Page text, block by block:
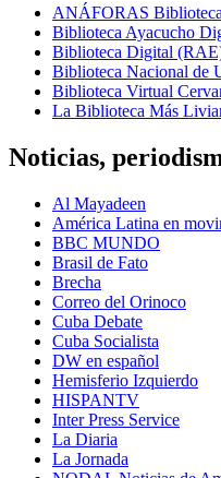
ANÁFORAS
Biblioteca Ayacucho
Biblioteca Digital
Biblioteca Nacional de
Biblioteca Virtual
La Biblioteca Más
Noticias,
Al Mayadeen
América Latina en
BBC MUNDO
Brasil de Fato
Brecha
Correo del Orinoco
Cuba Debate
Cuba Socialista
DW en español
Hemisferio Izquierdo
HISPANTV
Inter Press Service
La Diaria
La Jornada